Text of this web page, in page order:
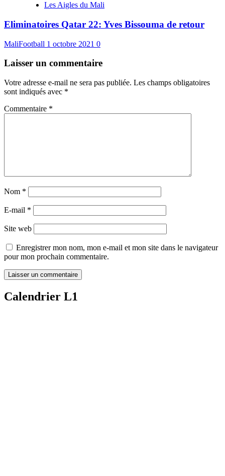
Les Aigles du Mali
Eliminatoires Qatar 22: Yves Bissouma de retour
MaliFootball 1 octobre 2021 0
Laisser un commentaire
Votre adresse e-mail ne sera pas publiée. Les champs obligatoires
sont indiqués avec *
Commentaire *
Nom *
E-mail *
Site web
Enregistrer mon nom, mon e-mail et mon site dans le navigateur
pour mon prochain commentaire.
Calendrier L1